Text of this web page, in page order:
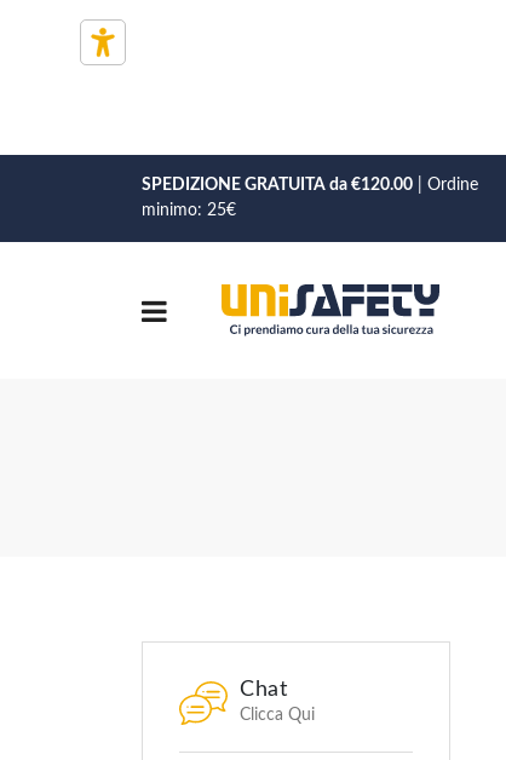
SPEDIZIONE GRATUITA da €120.00 | Ordine
minimo: 25€
Chat
Clicca Qui